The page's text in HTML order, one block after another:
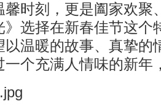
馨时刻，更是阖家欢聚
》选择在新春佳节这个
以温暖的故事、真挚的
一个充满人情味的新年